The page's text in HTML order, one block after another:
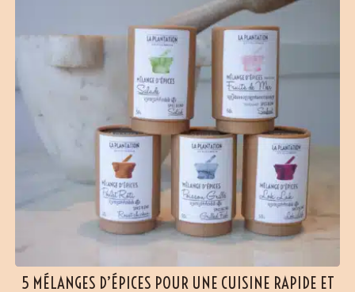
5 MÉLANGES D’ÉPICES POUR UNE CUISINE RAPIDE ET